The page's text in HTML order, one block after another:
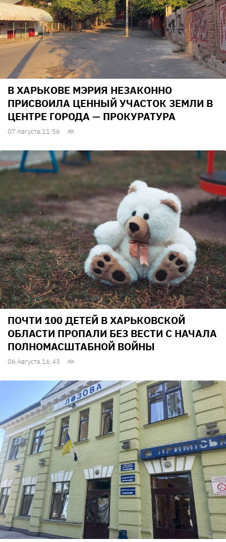
В ХАРЬКОВЕ МЭРИЯ НЕЗАКОННО
ПРИСВОИЛА ЦЕННЫЙ УЧАСТОК ЗЕМЛИ В
ЦЕНТРЕ ГОРОДА — ПРОКУРАТУРА
07 Августа 11:56
ПОЧТИ 100 ДЕТЕЙ В ХАРЬКОВСКОЙ
ОБЛАСТИ ПРОПАЛИ БЕЗ ВЕСТИ С НАЧАЛА
ПОЛНОМАСШТАБНОЙ ВОЙНЫ
06 Августа 16:43